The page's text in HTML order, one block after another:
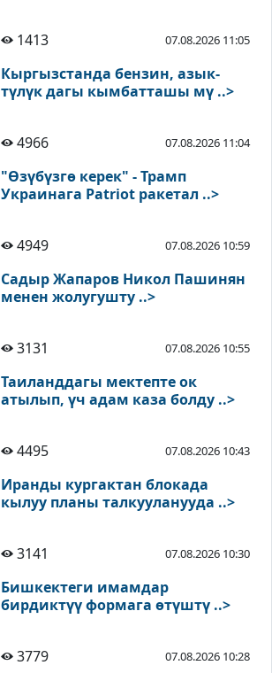
1413 07.08.2026 11:05
Кыргызстанда бензин, азык-
түлүк дагы кымбатташы мү ..>
4966 07.08.2026 11:04
"Өзүбүзгө керек" - Трамп
Украинага Patriot ракетал ..>
4949 07.08.2026 10:59
Садыр Жапаров Никол Пашинян
менен жолугушту ..>
3131 07.08.2026 10:55
Таиланддагы мектепте ок
атылып, үч адам каза болду ..>
4495 07.08.2026 10:43
Иранды кургактан блокада
кылуу планы талкууланууда ..>
3141 07.08.2026 10:30
Бишкектеги имамдар
бирдиктүү формага өтүштү ..>
3779 07.08.2026 10:28